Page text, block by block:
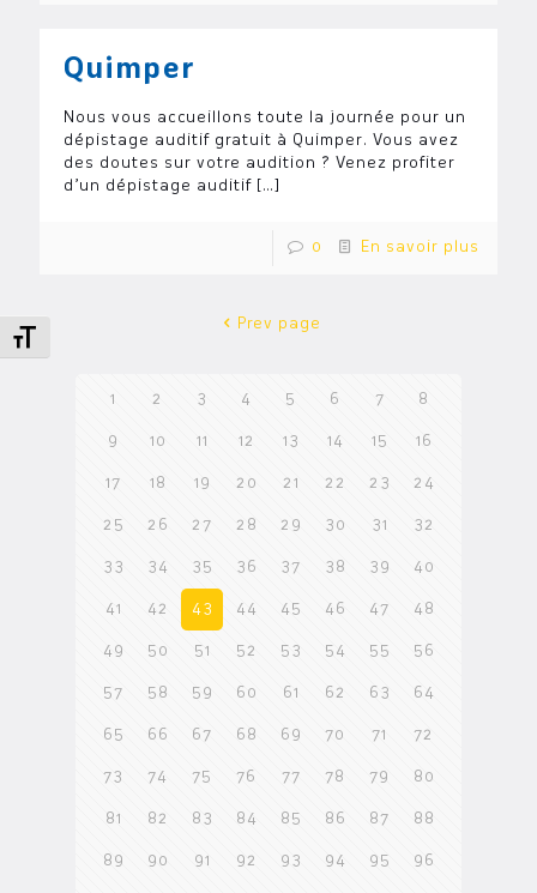
Changer la taille de la police
Quimper
Nous vous accueillons toute la journée pour un
dépistage auditif gratuit à Quimper. Vous avez
des doutes sur votre audition ? Venez profiter
d’un dépistage auditif […]
0 En savoir plus
Prev page
1 2 3 4 5 6 7 8
9 10 11 12 13 14 15 16
17 18 19 20 21 22 23 24
25 26 27 28 29 30 31 32
33 34 35 36 37 38 39 40
41 42 43 44 45 46 47 48
49 50 51 52 53 54 55 56
57 58 59 60 61 62 63 64
65 66 67 68 69 70 71 72
73 74 75 76 77 78 79 80
81 82 83 84 85 86 87 88
89 90 91 92 93 94 95 96